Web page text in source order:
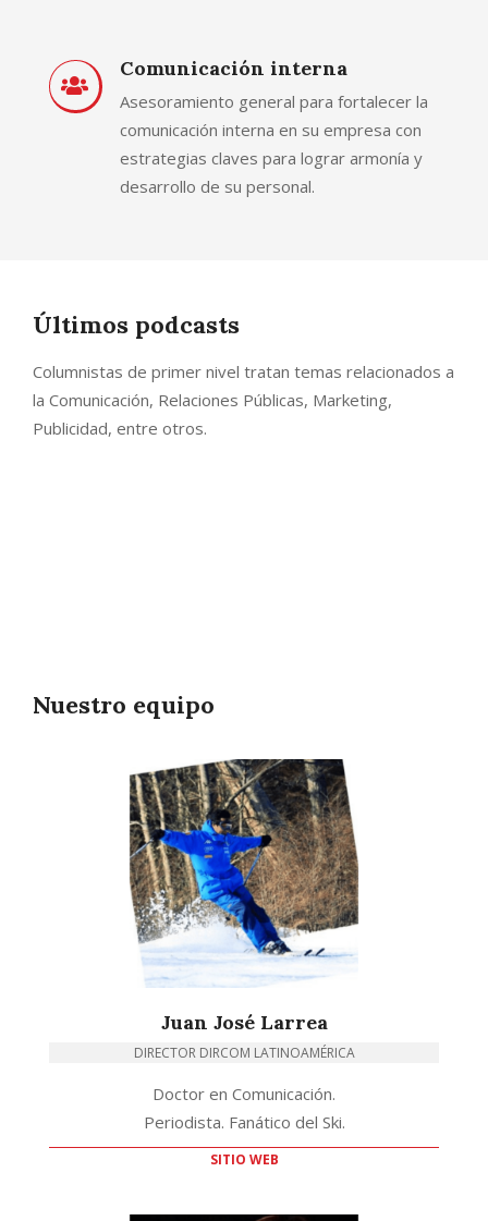
Comunicación interna
Asesoramiento general para fortalecer la
comunicación interna en su empresa con
estrategias claves para lograr armonía y
desarrollo de su personal.
Últimos podcasts
Columnistas de primer nivel tratan temas relacionados a
la Comunicación, Relaciones Públicas, Marketing,
Publicidad, entre otros.
Nuestro equipo
Juan José Larrea
DIRECTOR DIRCOM LATINOAMÉRICA
Doctor en Comunicación.
Periodista. Fanático del Ski.
SITIO WEB